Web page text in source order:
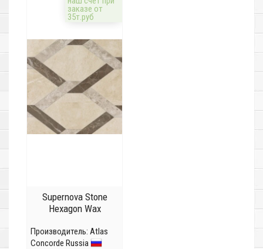
заказе от
35т.руб
Supernova Stone
Hexagon Wax
Производитель: Atlas
Concorde Russia